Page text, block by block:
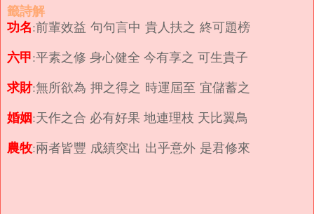
籤詩解
功名:前輩效益 句句言中 貴人扶之 終可題榜
六甲:平素之修 身心健全 今有享之 可生貴子
求財:無所欲為 押之得之 時運屆至 宜儲蓄之
婚姻:天作之合 必有好果 地連理枝 天比翼鳥
農牧:兩者皆豐 成績突出 出乎意外 是君修來